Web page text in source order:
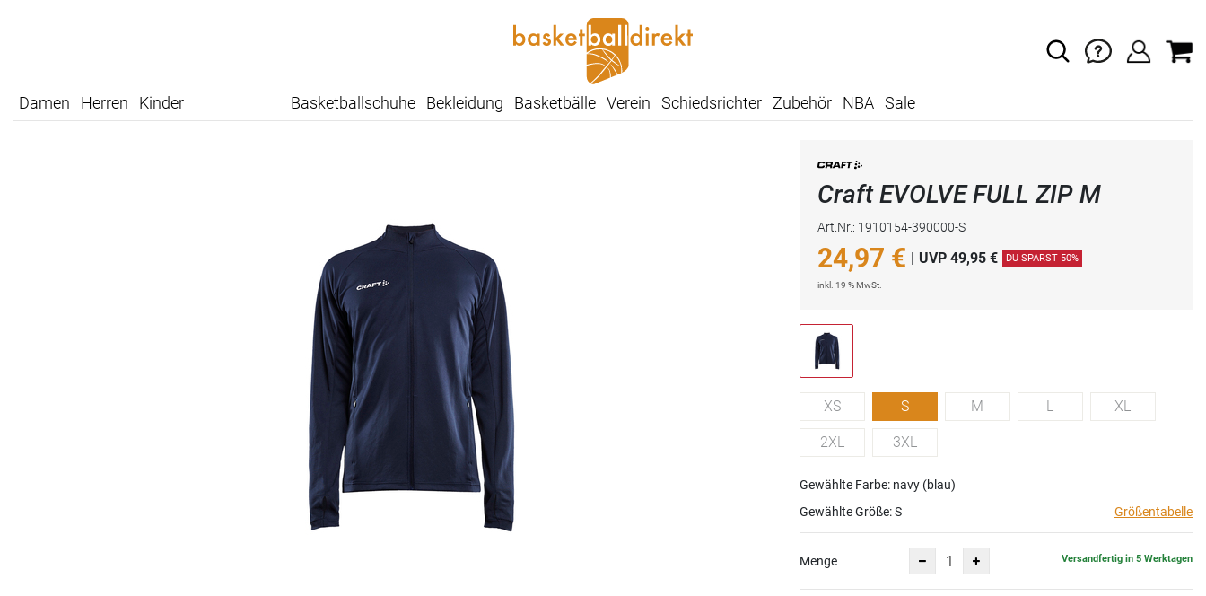
Damen Herren Kinder Basketballschuhe Bekleidung Basketbälle Verein Schiedsrichter Zubehör NBA Sale
Craft EVOLVE FULL ZIP M
Art.Nr.: 1910154-390000-S
24,97 € | UVP 49,95 € DU SPARST 50%
inkl. 19 % MwSt.
XS S M L XL
2XL 3XL
Gewählte Farbe: navy (blau)
Gewählte Größe:S Größentabelle
Menge Versandfertig in 5 Werktagen